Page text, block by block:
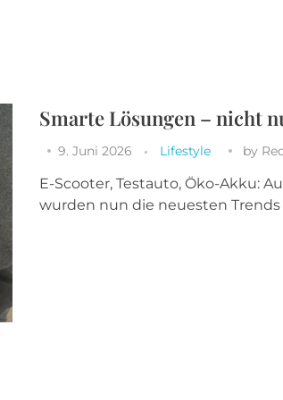
Smarte Lösungen – nicht
9. Juni 2026 Lifestyle by
E-Scooter, Testauto, Öko-Akku:
wurden nun die neuesten Trends